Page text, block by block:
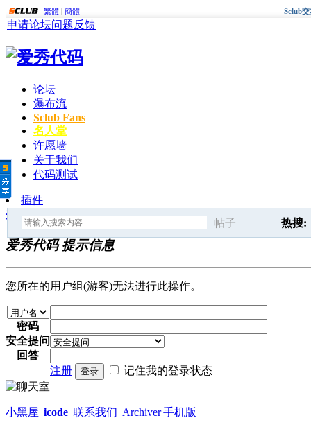
繁體 | 簡體 Sclub
申请论坛问题反馈
论坛
瀑布流
Sclub Fans
名人堂
许愿墙
关于我们
代码测试
插件
帖子
热搜:
discuz
爱秀代码
爱秀代码 提示信息
您所在的用户组(游客)无法进行此操作。
密码
安全提问
回答
注册
登录 记住我的登录状态
小黑屋| icode |联系我们 |Archiver|手机版